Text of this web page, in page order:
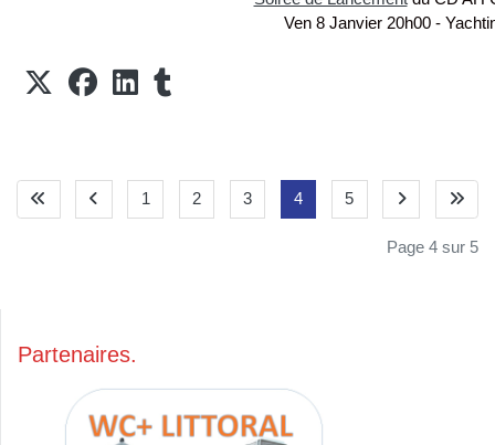
Ven 8 Janvier 20h00 -
1 2 3 4 5
Page 4 sur 5
Partenaires